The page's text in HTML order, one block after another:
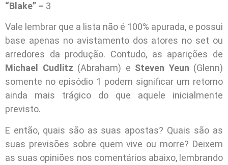
“Blake” – 3
Vale lembrar que a lista não é 100% apurada, e possui
base apenas no avistamento dos atores no set ou
arredores da produção. Contudo, as aparições de
Michael Cudlitz (Abraham) e Steven Yeun (Glenn)
somente no episódio 1 podem significar um retorno
ainda mais trágico do que aquele inicialmente
previsto.
E então, quais são as suas apostas? Quais são as
suas previsões sobre quem vive ou morre? Deixem
as suas opiniões nos comentários abaixo, lembrando